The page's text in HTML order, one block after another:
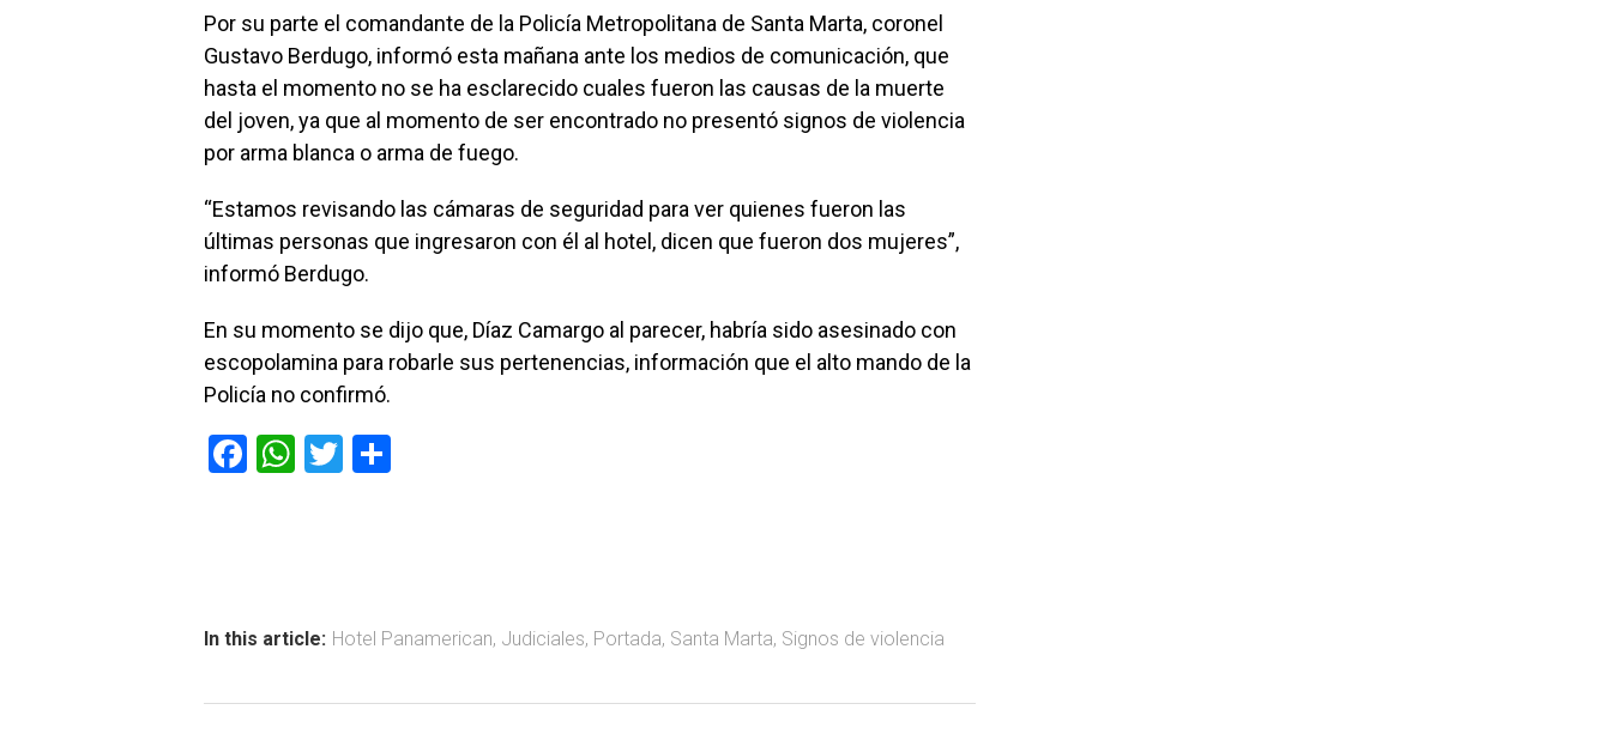
Por su parte el comandante de la Policía Metropolitana de Santa Marta, coronel
Gustavo Berdugo, informó esta mañana ante los medios de comunicación, que
hasta el momento no se ha esclarecido cuales fueron las causas de la muerte
del joven, ya que al momento de ser encontrado no presentó signos de violencia
por arma blanca o arma de fuego.
“Estamos revisando las cámaras de seguridad para ver quienes fueron las
últimas personas que ingresaron con él al hotel, dicen que fueron dos mujeres”,
informó Berdugo.
En su momento se dijo que, Díaz Camargo al parecer, habría sido asesinado con
escopolamina para robarle sus pertenencias, información que el alto mando de la
Policía no confirmó.
F
ok
W
p
T
tir
In this article: Hotel Panamerican, Judiciales, Portada, Santa Marta, Signos de violencia